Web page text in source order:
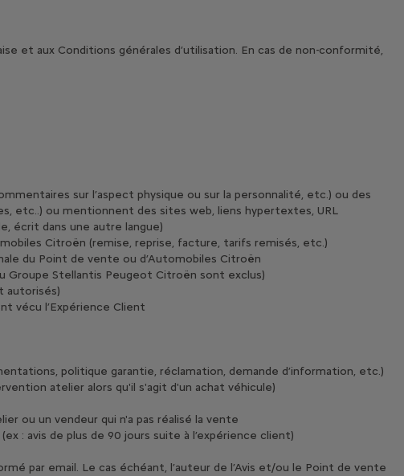
et aux Conditions générales d’utilisation. En cas de non-conformité,
sur l’aspect physique ou sur la personnalité, etc.) ou des
etc..) ou mentionnent des sites web, liens hypertextes, URL
écrit dans une autre langue)
Citroën (remise, reprise, facture, tarifs remisés, etc.)
du Point de vente ou d’Automobiles Citroën
Groupe Stellantis Peugeot Citroën sont exclus)
autorisés)
vécu l’Expérience Client
politique garantie, réclamation, demande d’information, etc.)
atelier alors qu'il s'agit d'un achat véhicule)
ou un vendeur qui n'a pas réalisé la vente
: avis de plus de 90 jours suite à l’expérience client)
par email. Le cas échéant, l’auteur de l’Avis et/ou le Point de vente